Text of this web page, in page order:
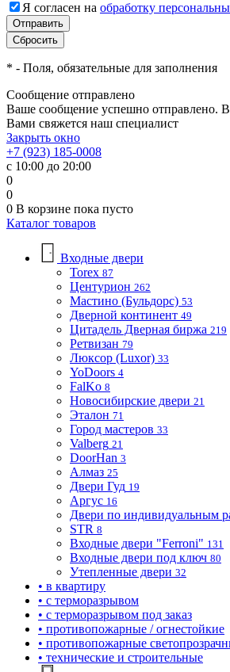
Я согласен на обработку
* - Поля, обязательные для заполнения
Сообщение отправлено
Ваше сообщение успешно отправлено.
Вами свяжется наш специалист
Закрыть окно
+7 (923) 185-0008
с 10:00 до 20:00
0
0
0 В корзине пока пусто
Каталог товаров
Входные двери
Torex 87
Центурион 262
Мастино (Бульдорс) 53
Дверной континент 49
Цитадель Дверная биржа 219
Ретвизан 79
Люксор (Luxor) 33
YoDoors 4
FalKo 8
Новосибирские двери 21
Эталон 71
Город мастеров 33
Valberg 21
DoorHan 3
Алмаз 25
Двери Гуд 19
Аргус 16
Двери по индивидуальным
STR 8
Входные двери "Ferroni" 131
Входные двери под ключ 80
Утепленные двери 32
• в квартиру
• с терморазрывом
• с терморазрывом под заказ
• противопожарные / огнестойкие
• противопожарные
• технические и строительные